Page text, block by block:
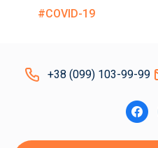
#COVID-19
+38 (099) 103-99-99